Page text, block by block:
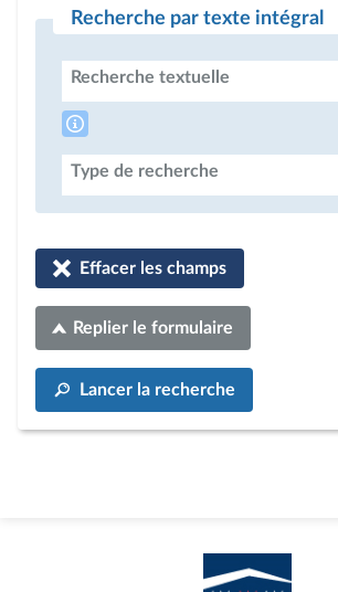
Recherche par texte intégral
Recherche textuelle
Type de recherche
Effacer les champs
Replier le formulaire
Lancer la recherche